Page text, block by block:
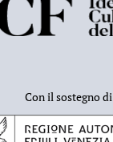
Con il sostegno di